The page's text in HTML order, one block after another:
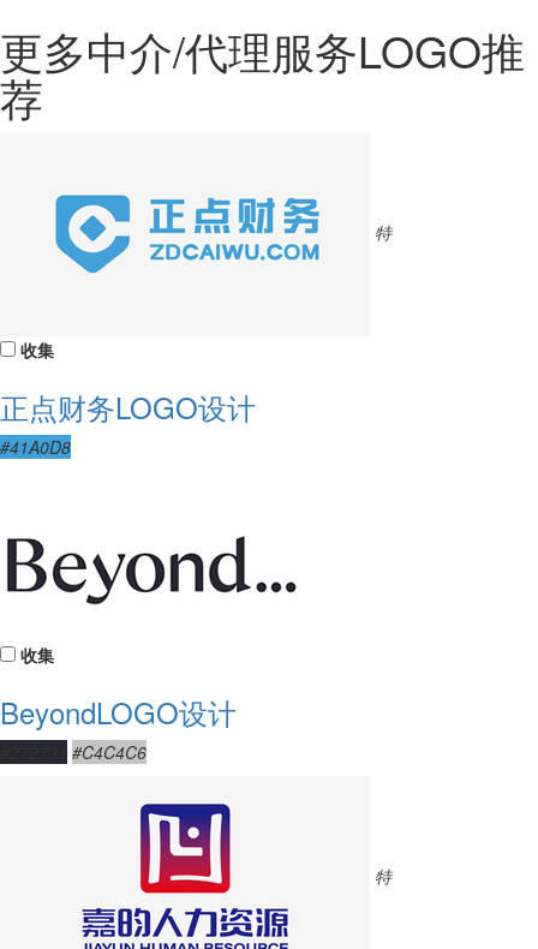
更多中介/代理服务LOGO推
荐
特
收集
正点财务LOGO设计
#41A0D8
收集
BeyondLOGO设计
#C4C4C6
特